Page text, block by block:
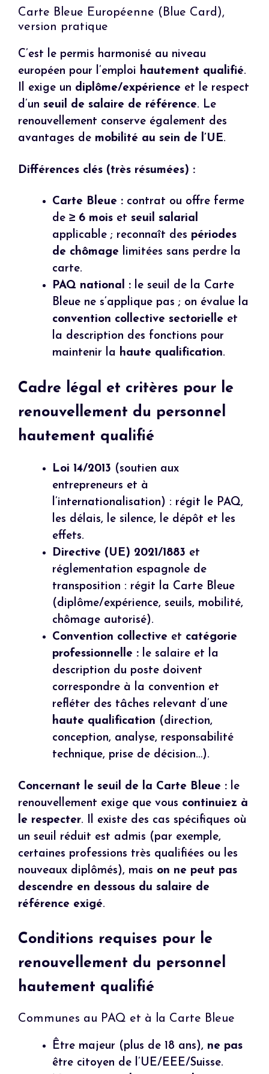
Carte Bleue Européenne (Blue Card),
version pratique
C’est le permis harmonisé au niveau
européen pour l’emploi hautement qualifié.
Il exige un diplôme/expérience et le respect
d’un seuil de salaire de référence. Le
renouvellement conserve également des
avantages de mobilité au sein de l’UE.
Différences clés (très résumées) :
Carte Bleue : contrat ou offre ferme
de ≥ 6 mois et seuil salarial
applicable ; reconnaît des périodes
de chômage limitées sans perdre la
carte.
PAQ national : le seuil de la Carte
Bleue ne s’applique pas ; on évalue la
convention collective sectorielle et
la description des fonctions pour
maintenir la haute qualification.
Cadre légal et critères pour le
renouvellement du personnel
hautement qualifié
Loi 14/2013 (soutien aux
entrepreneurs et à
l’internationalisation) : régit le PAQ,
les délais, le silence, le dépôt et les
effets.
Directive (UE) 2021/1883 et
réglementation espagnole de
transposition : régit la Carte Bleue
(diplôme/expérience, seuils, mobilité,
chômage autorisé).
Convention collective et catégorie
professionnelle : le salaire et la
description du poste doivent
correspondre à la convention et
refléter des tâches relevant d’une
haute qualification (direction,
conception, analyse, responsabilité
technique, prise de décision…).
Concernant le seuil de la Carte Bleue : le
renouvellement exige que vous continuiez à
le respecter. Il existe des cas spécifiques où
un seuil réduit est admis (par exemple,
certaines professions très qualifiées ou les
nouveaux diplômés), mais on ne peut pas
descendre en dessous du salaire de
référence exigé.
Conditions requises pour le
renouvellement du personnel
hautement qualifié
Communes au PAQ et à la Carte Bleue
Être majeur (plus de 18 ans), ne pas
être citoyen de l’UE/EEE/Suisse.